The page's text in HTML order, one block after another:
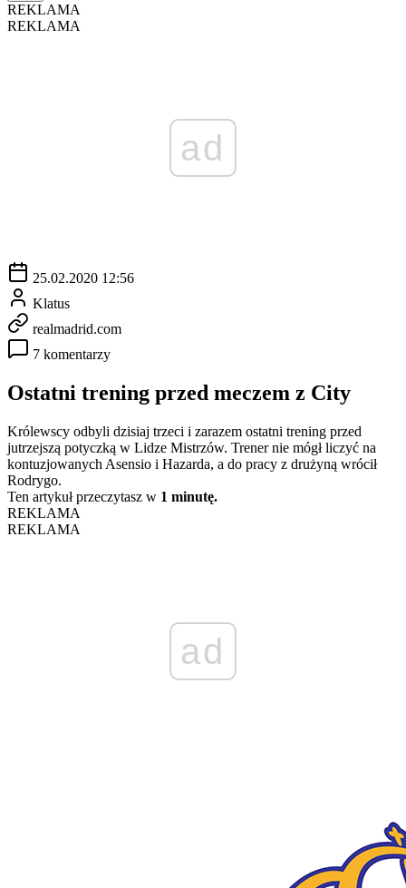
REKLAMA
REKLAMA
ad
25.02.2020 12:56
Klatus
realmadrid.com
7 komentarzy
Ostatni trening przed meczem z City
Królewscy odbyli dzisiaj trzeci i zarazem ostatni trening przed
jutrzejszą potyczką w Lidze Mistrzów. Trener nie mógł liczyć na
kontuzjowanych Asensio i Hazarda, a do pracy z drużyną wrócił
Rodrygo.
Ten artykuł przeczytasz w 1 minutę.
REKLAMA
REKLAMA
ad